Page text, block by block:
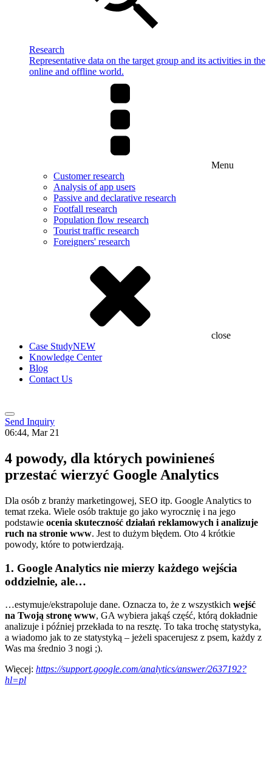
Research
Representative data on the target group and its activities in the
online and offline world.
Menu
Customer research
Analysis of app users
Passive and declarative research
Footfall research
Population flow research
Tourist traffic research
Foreigners' research
close
Case StudyNEW
Knowledge Center
Blog
Contact Us
Send Inquiry
06:44, Mar 21
4 powody, dla których powinieneś
przestać wierzyć Google Analytics
Dla osób z branży marketingowej, SEO itp. Google Analytics to
temat rzeka. Wiele osób traktuje go jako wyrocznię i na jego
podstawie ocenia skuteczność działań reklamowych i analizuje
ruch na stronie www. Jest to dużym błędem. Oto 4 krótkie
powody, które to potwierdzają.
1. Google Analytics nie mierzy każdego wejścia
oddzielnie, ale…
…estymuje/ekstrapoluje dane. Oznacza to, że z wszystkich wejść
na Twoją stronę www, GA wybiera jakąś część, którą dokładnie
analizuje i później przekłada to na resztę. To taka trochę statystyka,
a wiadomo jak to ze statystyką – jeżeli spacerujesz z psem, każdy z
Was ma średnio 3 nogi ;).
Więcej: https://support.google.com/analytics/answer/2637192?
hl=pl